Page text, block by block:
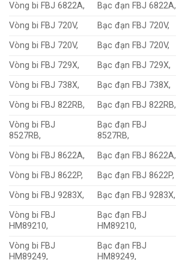
Vòng bi FBJ 6822A, Bạc đạn FBJ 6822A,
Vòng bi FBJ 720V,
Bạc đạn FBJ 720V,
Vòng bi FBJ 720V,
Bạc đạn FBJ 720V,
Vòng bi FBJ 729X,
Bạc đạn FBJ 729X,
Vòng bi FBJ 738X,
Bạc đạn FBJ 738X,
Vòng bi FBJ 822RB,
Bạc đạn FBJ 822RB,
Vòng bi FBJ
8527RB,
Bạc đạn FBJ
8527RB,
Vòng bi FBJ 8622A, Bạc đạn FBJ 8622A,
Vòng bi FBJ 8622P,
Bạc đạn FBJ 8622P,
Vòng bi FBJ 9283X,
Bạc đạn FBJ 9283X,
Vòng bi FBJ
HM89210,
Bạc đạn FBJ
HM89210,
Vòng bi FBJ
HM89249,
Bạc đạn FBJ
HM89249,